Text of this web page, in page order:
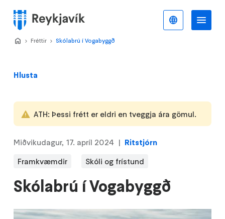
meginefni
Valmynd
Hlusta
ATH: Þessi frétt er eldri en tveggja ára gömul.
Skólabrú í Vogabyggð
Miðvikudagur, 17. apríl 2024
Ritstjórn
Framkvæmdir
Skóli og frístund
Home
>
Fréttir >
Skólabrú í Vogabyggð
Íslenska